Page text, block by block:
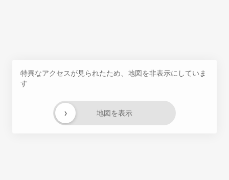
特異なアクセスが見られたため、地図を非表示にしていま
す
地図を表示
›